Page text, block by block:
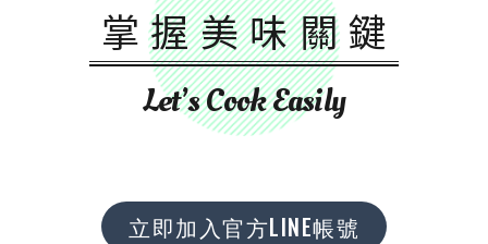
掌握美味關鍵
Let’s Cook Easily
立即加入官方LINE帳號